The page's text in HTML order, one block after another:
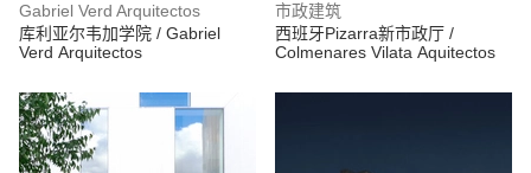
Gabriel Verd Arquitectos
库利亚尔韦加学院 / Gabriel
Verd Arquitectos
市政建筑
西班牙Pizarra新市政厅 /
Colmenares Vilata Aquitectos